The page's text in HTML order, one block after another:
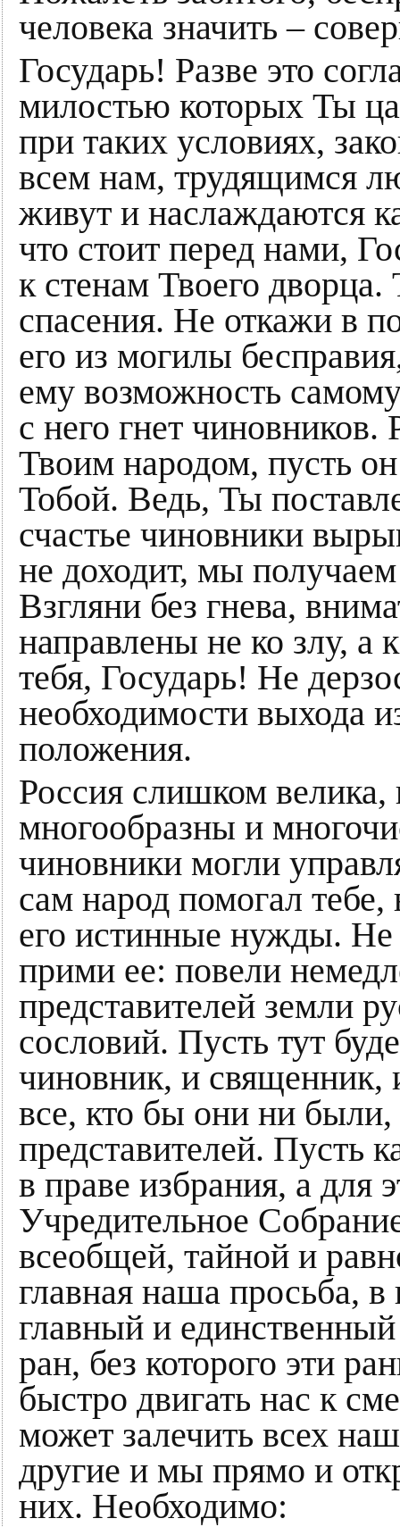
человека значить –
Государь! Разве это
милостью которых Ты
при таких условиях,
всем нам, трудящимся
живут и наслаждаются
что стоит перед нами,
к стенам Твоего
спасения. Не откажи в
его из могилы
ему возможность
с него гнет
Твоим народом, пусть
Тобой. Ведь, Ты
счастье чиновники
не доходит, мы
Взгляни без гнева,
направлены не ко злу, а
тебя, Государь! Не
необходимости выхода
положения.
Россия слишком
многообразны и
чиновники могли
сам народ помогал
его истинные нужды.
прими ее: повели
представителей земли
сословий. Пусть тут
чиновник, и священник,
все, кто бы они ни были,
представителей. Пусть
в праве избрания, а для
Учредительное
всеобщей, тайной и
главная наша просьба,
главный и
ран, без которого эти
быстро двигать нас к
может залечить всех
другие и мы прямо и
них. Необходимо: